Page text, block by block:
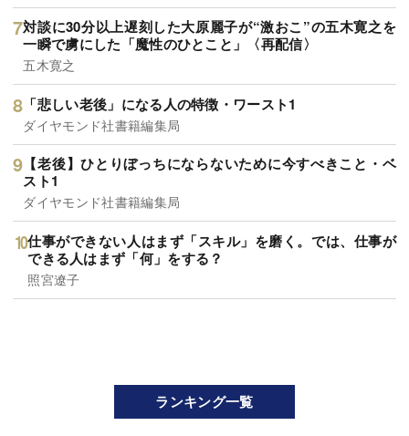
対談に30分以上遅刻した大原麗子が“激おこ”の五木寛之を
一瞬で虜にした「魔性のひとこと」〈再配信〉
五木寛之
「悲しい老後」になる人の特徴・ワースト1
ダイヤモンド社書籍編集局
【老後】ひとりぼっちにならないために今すべきこと・ベ
スト1
ダイヤモンド社書籍編集局
仕事ができない人はまず「スキル」を磨く。では、仕事が
できる人はまず「何」をする？
照宮遼子
ランキング一覧